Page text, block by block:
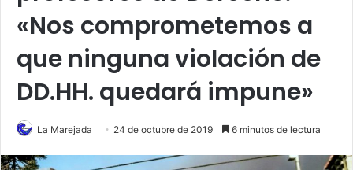
«Nos comprometemos a
que ninguna violación de
DD.HH. quedará impune»
La Marejada 24 de octubre de 2019 6 minutos de lectura